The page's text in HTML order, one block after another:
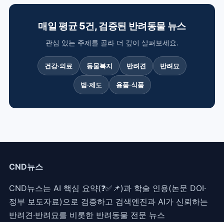
매일 평균 5건, 검증된 반려동물 뉴스
관심 있는 주제를 골라 더 깊이 살펴보세요.
건강·의료 동물복지 반려견 반려묘
법·제도 용품·식품
CND뉴스
CND뉴스는 AI 핵심 요약(❓✅📌)과 학술 인용(논문 DOI·
정부 보도자료)으로 검증하고 검색엔진과 AI가 신뢰하는
반려견·반려묘를 비롯한 반려동물 전문 뉴스